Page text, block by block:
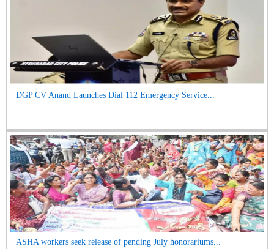
DGP CV Anand Launches Dial 112 Emergency Service...
ASHA workers seek release of pending July honorariums...